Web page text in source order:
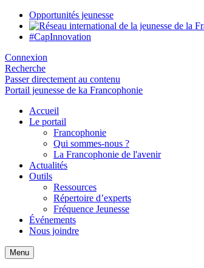
Opportunités jeunesse
#CapInnovation
Connexion
Recherche
Passer directement au contenu
Portail jeunesse de ka Francophonie
Accueil
Le portail
Francophonie
Qui sommes-nous ?
La Francophonie de l'avenir
Actualités
Outils
Ressources
Répertoire d’experts
Fréquence Jeunesse
Événements
Nous joindre
Menu